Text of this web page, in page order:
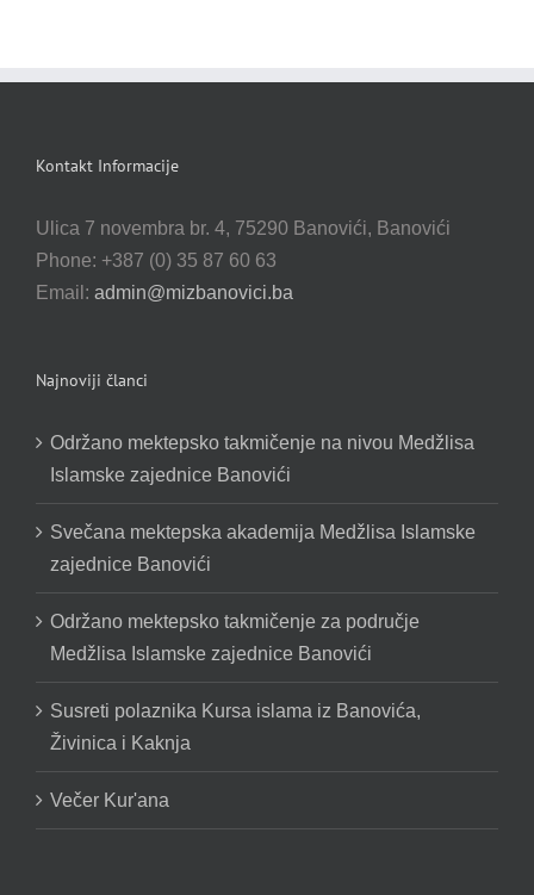
Kontakt Informacije
Ulica 7 novembra br. 4, 75290 Banovići, Banovići
Phone: +387 (0) 35 87 60 63
Email: admin@mizbanovici.ba
Najnoviji članci
Održano mektepsko takmičenje na nivou Medžlisa
Islamske zajednice Banovići
Svečana mektepska akademija Medžlisa Islamske
zajednice Banovići
Održano mektepsko takmičenje za područje
Medžlisa Islamske zajednice Banovići
Susreti polaznika Kursa islama iz Banovića,
Živinica i Kaknja
Večer Kur'ana